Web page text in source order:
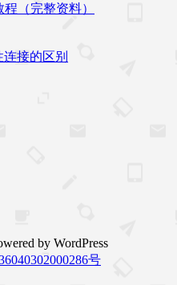
（完整资料）
接的区别
by WordPress
号